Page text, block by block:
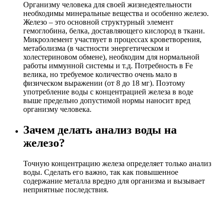
Организму человека для своей жизнедеятельности
необходимы минеральные вещества и особенно железо.
Железо – это основной структурный элемент
гемоглобина, белка, доставляющего кислород в ткани.
Микроэлемент участвует в процессах кроветворения,
метаболизма (в частности энергетическом и
холестериновом обмене), необходим для нормальной
работы иммунной системы и т.д. Потребность в Fe
велика, но требуемое количество очень мало в
физическом выражении (от 8 до 18 мг). Поэтому
употребление воды с концентрацией железа в воде
выше предельно допустимой нормы наносит вред
организму человека.
Зачем делать анализ воды на
железо?
Точную концентрацию железа определяет только анализ
воды. Сделать его важно, так как повышенное
содержание металла вредно для организма и вызывает
неприятные последствия.